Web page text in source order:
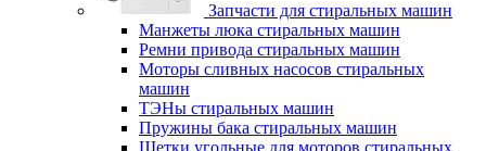
Запчасти для стиральных машин
Манжеты люка стиральных машин
Ремни привода стиральных машин
Моторы сливных насосов стиральных
машин
ТЭНы стиральных машин
Пружины бака стиральных машин
Щетки угольные для моторов стиральных